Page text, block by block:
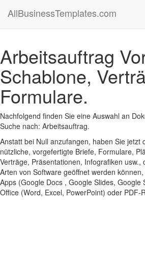
AllBusinessTemplates.com
Arbeitsauftrag
Schablone,
Formulare.
Nachfolgend finden Sie eine Auswahl an
Suche nach: Arbeitsauftrag.
Anstatt bei Null anzufangen, haben Sie jetzt
nützliche, vorgefertigte Briefe, Formulare,
Verträge, Präsentationen, Infografiken usw.,
Arten von Software geöffnet werden
Apps (Google Docs , Google Slides, Google
Office (Word, Excel, PowerPoint) oder PDF-